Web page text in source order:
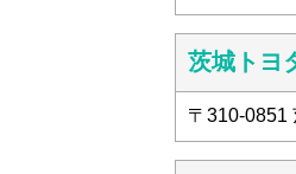
茨城トヨ
〒310-0851